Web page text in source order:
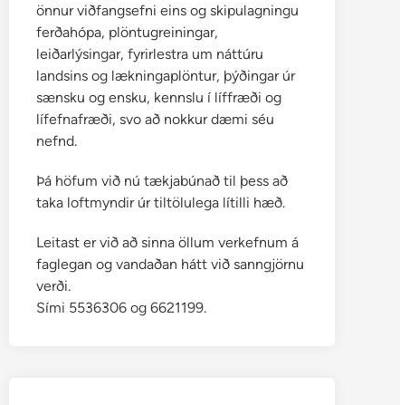
önnur viðfangsefni eins og skipulagningu
ferðahópa, plöntugreiningar,
leiðarlýsingar, fyrirlestra um náttúru
landsins og lækningaplöntur, þýðingar úr
sænsku og ensku, kennslu í líffræði og
lífefnafræði, svo að nokkur dæmi séu
nefnd.
Þá höfum við nú tækjabúnað til þess að
taka loftmyndir úr tiltölulega lítilli hæð.
Leitast er við að sinna öllum verkefnum á
faglegan og vandaðan hátt við sanngjörnu
verði.
Sími 5536306 og 6621199.